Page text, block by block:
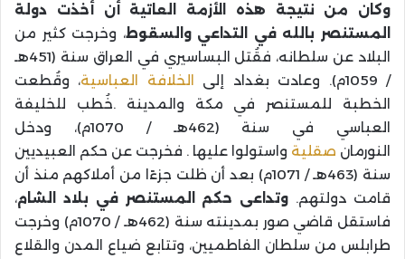
وكان من نتيجة هذه الأزمة العاتية أن أخذت دولة
المستنصر بالله في التداعي والسقوط، وخرجت كثير من
البلاد عن سلطانه، فقُتل البساسيري في العراق سنة (451هـ
/ 1059م). وعادت بغداد إلى
الخلافة العباسية، وقُطعت
الخطبة للمستنصر في مكة والمدينة .خُطب للخليفة
العباسي في سنة (462هـ / 1070م)، ودخل
النورمان صقلية واستولوا عليها . فخرجت عن حكم العبيديين
سنة (463هـ / 1071م) بعد أن ظلت جزءًا من أملاكهم منذ أن
قامت دولتهم. وتداعى حكم المستنصر في بلاد الشام،
فاستقل قاضي صور بمدينته سنة (462هـ / 1070م) وخرجت
طرابلس من سلطان الفاطميين، وتتابع ضياع المدن والقلاع